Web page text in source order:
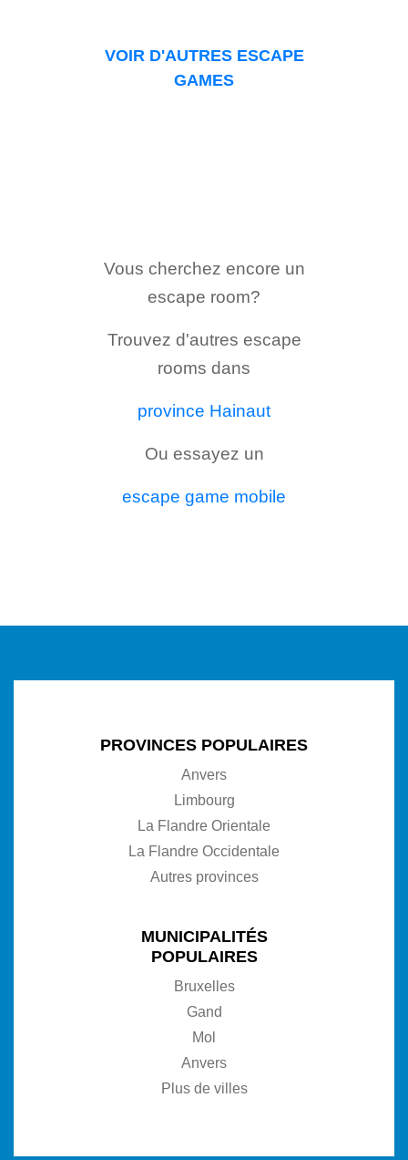
VOIR D'AUTRES ESCAPE
GAMES
Vous cherchez encore un
escape room?
Trouvez d'autres escape
rooms dans
province Hainaut
Ou essayez un
escape game mobile
PROVINCES POPULAIRES
Anvers
Limbourg
La Flandre Orientale
La Flandre Occidentale
Autres provinces
MUNICIPALITÉS
POPULAIRES
Bruxelles
Gand
Mol
Anvers
Plus de villes